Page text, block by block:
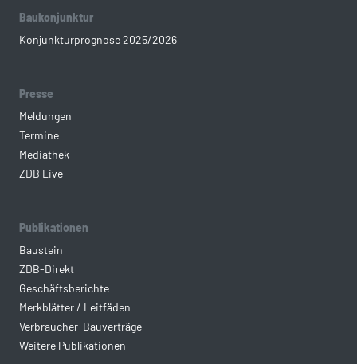
Baukonjunktur
Konjunkturprognose 2025/2026
Presse
Meldungen
Termine
Mediathek
ZDB Live
Publikationen
Baustein
ZDB-Direkt
Geschäftsberichte
Merkblätter / Leitfäden
Verbraucher-Bauverträge
Weitere Publikationen